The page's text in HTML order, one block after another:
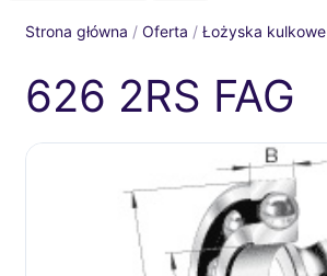
Strona główna / Oferta / Łożyska kulkowe
626 2RS FAG